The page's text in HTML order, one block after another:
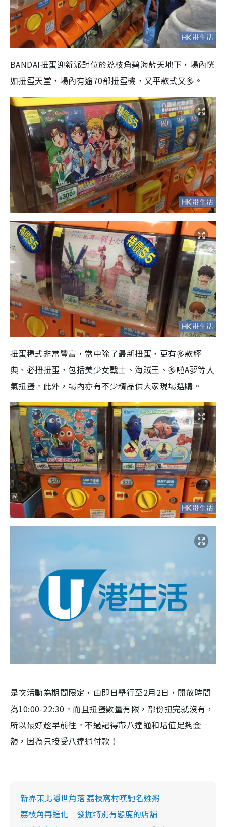
BANDAI扭蛋迎新派對位於荔枝角碧海藍天地下，場內恍
如扭蛋天堂，場內有逾70部扭蛋機，又平款式又多。
扭蛋種式非常豐富，當中除了最新扭蛋，更有多款經
典、必扭扭蛋，包括美少女戰士、海賊王、多啦A夢等人
氣扭蛋。此外，場內亦有不少精品供大家現場選購。
是次活動為期間限定，由即日舉行至2月2日，開放時間
為10:00-22:30。而且扭蛋數量有限，部份扭完就沒有，
所以最好趁早前往。不過記得帶八達通和增值足夠金
額，因為只接受八達通付款！
新界東北隱世角落 荔枝窩村嘆馳名雞粥
荔枝角再進化 發掘特別有態度的店舖